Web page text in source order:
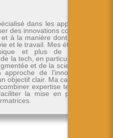
dans les applications
des innovations concrètes.
à la manière dont on peut
et le travail. Mes études en
et plus de 30 ans
la tech, en particulier dans
et de la science des
de l'innovation -
objectif clair. Ma carrière se
expertise technique
la mise en place de